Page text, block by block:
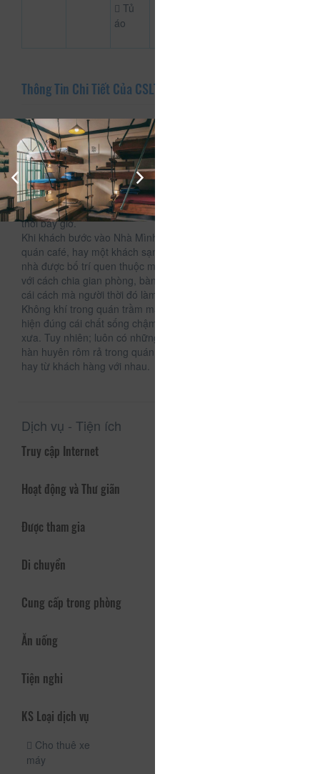
Tủ
áo
Thông Tin Chi Tiết Của CSLT Dalat80s Nhà Mình
Mô tả
CSLT Dalat80s Nhà Mình tọa lạc tại Lô B9, Khu Quy Hoạch
Ngô Quyền, phường 6, thành phố Đà Lạt.
Nhà Mình ở Đà Lạt mang phong cách kiến trúc của những
ngôi nhà thời thập niên 80s; một chút hơi thở của kiến trúc
Châu Âu kết hợp với nét nhà của người dân tộc địa phương
thời bấy giờ.
Khi khách bước vào Nhà Mình sẽ không cảm giác đây là một
quán café, hay một khách sạn xa lạ; thay vào đó là một ngôi
nhà được bố trí quen thuộc mang không khí ấm áp gia đình
với cách chia gian phòng, bàn ghế, cửa, tủ và âm nhạc như
cái cách mà người thời đó làm.
Không khí trong quán trầm mạc; yên tĩnh và sâu lắng thể
hiện đúng cái chất sống chậm và tận hưởng cuộc sống thời
xưa. Tuy nhiên; luôn có những câu chuyện được trao đổi,
hàn huyên rôm rả trong quán từ nhân viên với khách hàng
hay từ khách hàng với nhau.
Dịch vụ - Tiện ích
Truy cập Internet
Hoạt động và Thư giãn
Được tham gia
Di chuyển
Cung cấp trong phòng
Ăn uống
Tiện nghi
KS Loại dịch vụ
Cho thuê xe
máy